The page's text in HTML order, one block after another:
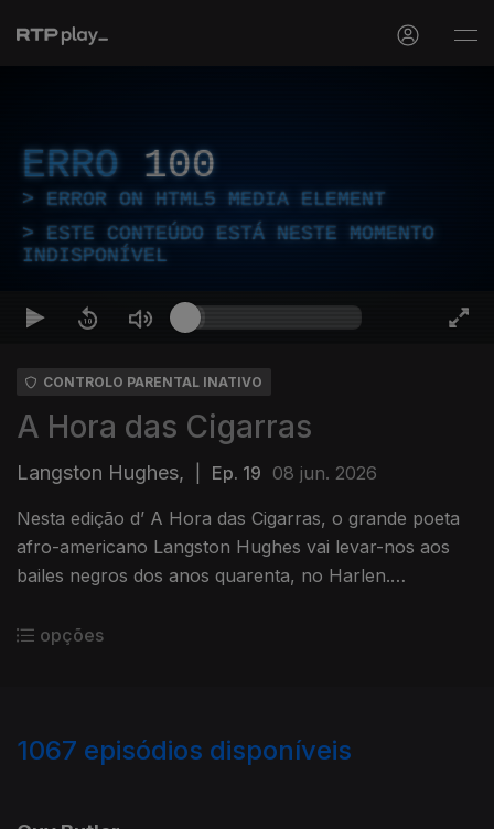
ERRO 100
ERROR ON HTML5 MEDIA ELEMENT
ESTE CONTEÚDO ESTÁ NESTE MOMENTO
INDISPONÍVEL
CONTROLO PARENTAL INATIVO
A Hora das Cigarras
Langston Hughes, Ep. 19 08 jun. 2026
Nesta edição d’ A Hora das Cigarras, o grande poeta
afro-americano Langston Hughes vai levar-nos aos
bailes negros dos anos quarenta, no Harlen.
opções
1067 episódios disponíveis